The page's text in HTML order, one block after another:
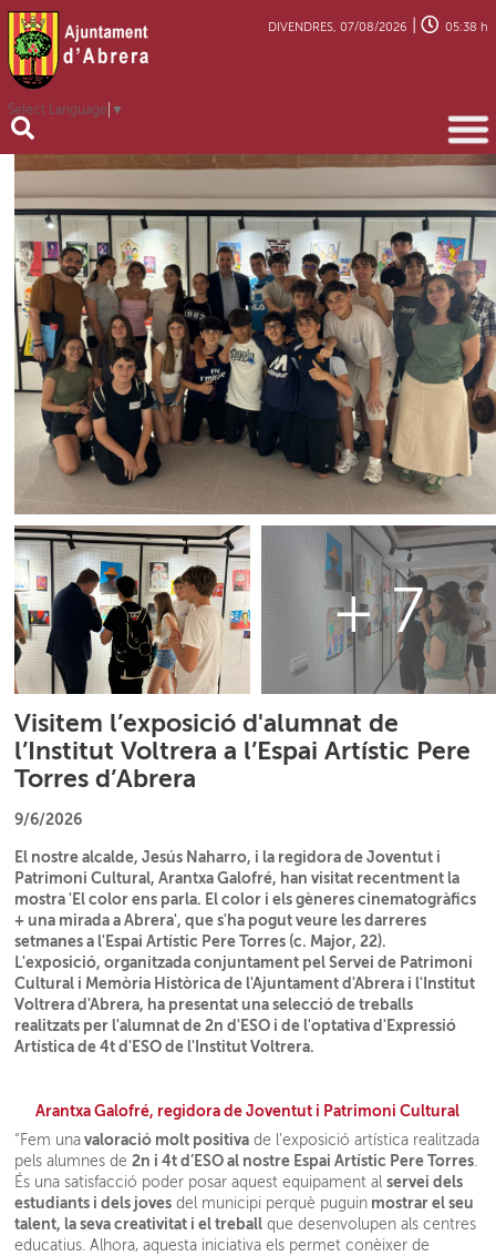
Select Language ▼
DIVENDRES, 07/08/2026 05:38 h
+ 7
Visitem l’exposició d'alumnat de
l’Institut Voltrera a l’Espai Artístic Pere
Torres d’Abrera
9/6/2026
El nostre alcalde, Jesús Naharro, i la regidora de Joventut i
Patrimoni Cultural, Arantxa Galofré, han visitat recentment la
mostra 'El color ens parla. El color i els gèneres cinematogràfics
+ una mirada a Abrera', que s'ha pogut veure les darreres
setmanes a l'Espai Artístic Pere Torres (c. Major, 22).
L'exposició, organitzada conjuntament pel Servei de Patrimoni
Cultural i Memòria Històrica de l'Ajuntament d'Abrera i l'Institut
Voltrera d'Abrera, ha presentat una selecció de treballs
realitzats per l'alumnat de 2n d'ESO i de l'optativa d'Expressió
Artística de 4t d'ESO de l'Institut Voltrera.
Arantxa Galofré, regidora de Joventut i Patrimoni Cultural
“Fem una valoració molt positiva de l’exposició artística realitzada
pels alumnes de2n i 4t d’ESO al nostre Espai Artístic Pere Torres.
És una satisfacció poder posar aquest equipament alservei dels
estudiants i dels joves del municipi perquè puguin mostrar el seu
talent, la seva creativitat i el treball que desenvolupen als centres
educatius. Alhora, aquesta iniciativa els permet conèixer de